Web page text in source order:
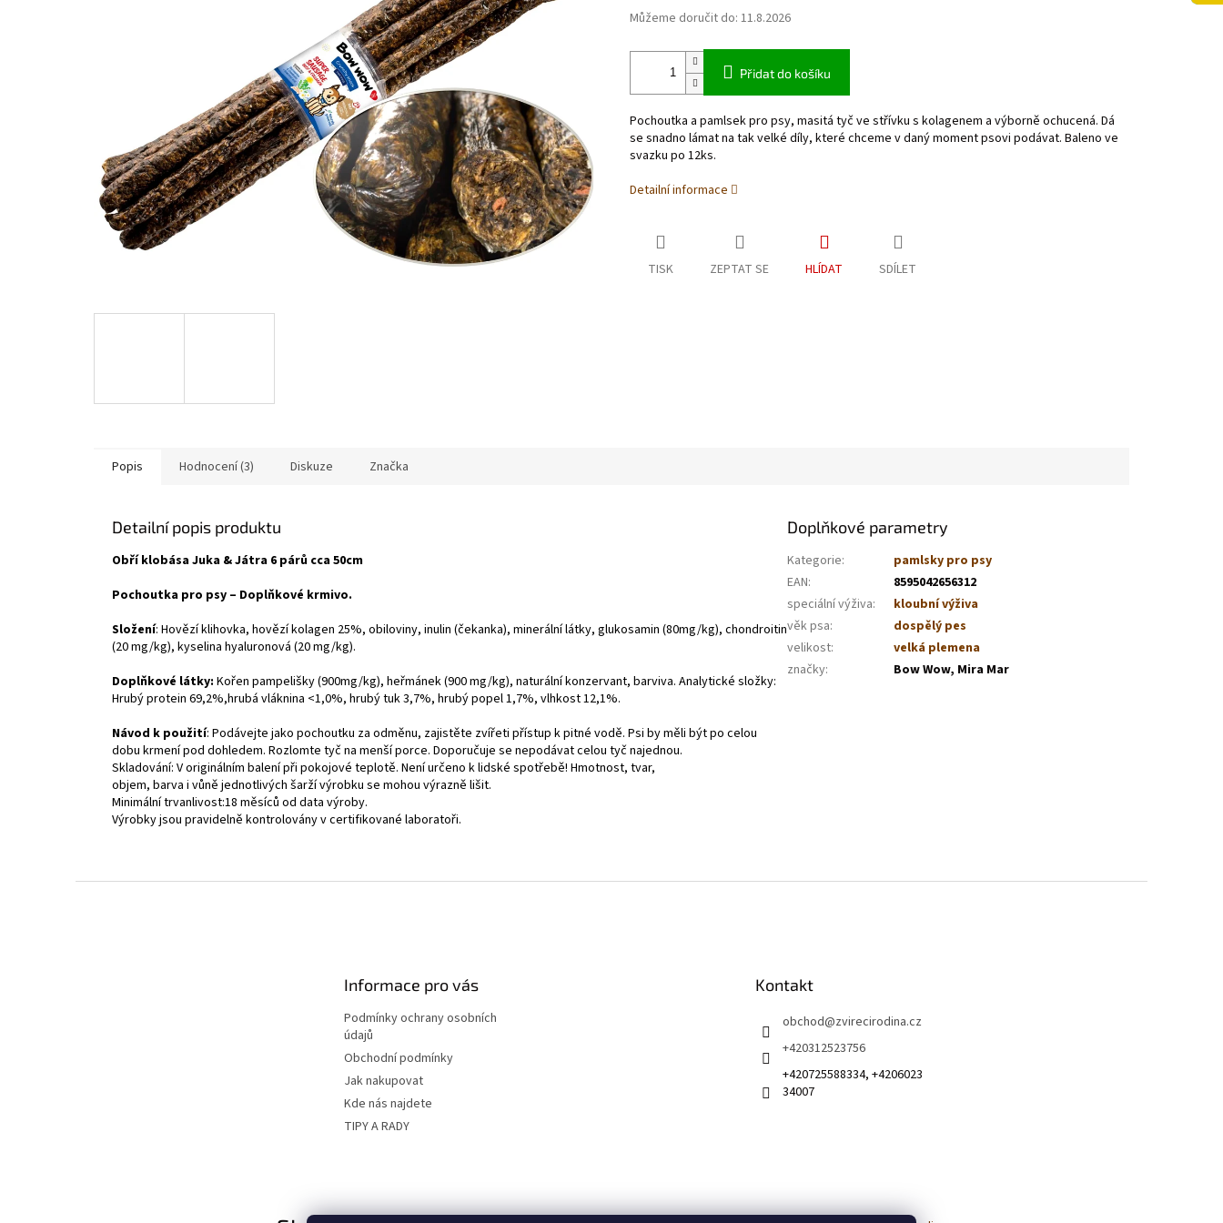
Můžeme doručit do: 11.8.2026
Přidat do košíku
Pochoutka a pamlsek pro psy, masitá tyč ve střívku s kolagenem a výborně ochucená. Dá
se snadno lámat na tak velké díly, které chceme v daný moment psovi podávat. Baleno ve
svazku po 12ks.
Detailní informace
TISK ZEPTAT SE HLÍDAT SDÍLET
Popis Hodnocení (3) Diskuze Značka
Detailní popis produktu
Obří klobása Juka & Játra 6 párů cca 50cm
Pochoutka pro psy – Doplňkové krmivo.
Složení: Hovězí klihovka, hovězí kolagen 25%, obiloviny, inulin (čekanka), minerální látky, glukosamin (80mg/kg), chondroitin
(20 mg/kg), kyselina hyaluronová (20 mg/kg).
Doplňkové látky: Kořen pampelišky (900mg/kg), heřmánek (900 mg/kg), naturální konzervant, barviva. Analytické složky:
Hrubý protein 69,2%,hrubá vláknina <1,0%, hrubý tuk 3,7%, hrubý popel 1,7%, vlhkost 12,1%.
Návod k použití: Podávejte jako pochoutku za odměnu, zajistěte zvířeti přístup k pitné vodě. Psi by měli být po celou
dobu krmení pod dohledem. Rozlomte tyč na menší porce. Doporučuje se nepodávat celou tyč najednou.
Skladování: V originálním balení při pokojové teplotě. Není určeno k lidské spotřebě! Hmotnost, tvar,
objem, barva i vůně jednotlivých šarží výrobku se mohou výrazně lišit.
Minimální trvanlivost:18 měsíců od data výroby.
Výrobky jsou pravidelně kontrolovány v certifikované laboratoři.
Doplňkové parametry
Kategorie:
pamlsky pro psy
EAN:
8595042656312
speciální výživa:
kloubní výživa
věk psa:
dospělý pes
velikost:
velká plemena
značky: Bow Wow, Mira Mar
Informace pro vás
Podmínky ochrany osobních
údajů
Obchodní podmínky
Jak nakupovat
Kde nás najdete
TIPY A RADY
Kontakt
obchod@zvirecirodina.cz
+420312523756
+420725588334, +4206023
34007